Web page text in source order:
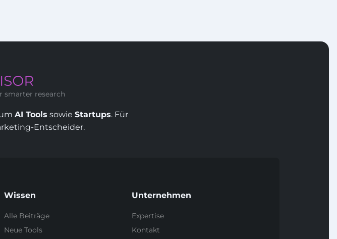
smarter research
AI Tools sowie Startups. Für
Entscheider.
Wissen
Alle Beiträge
Neue Tools
Unternehmen
Expertise
Kontakt